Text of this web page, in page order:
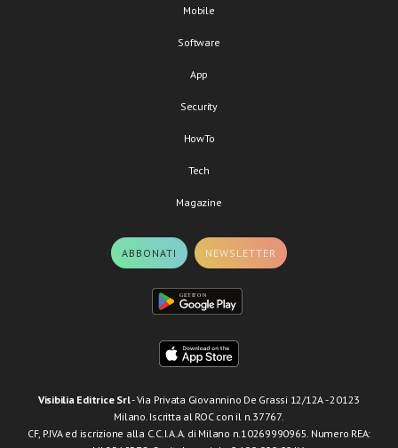
Mobile
Software
App
Security
HowTo
Tech
Magazine
ABBONATI NEWSLETTER
Visibilia Editrice Srl- Via Privata Giovannino De Grassi 12/12A - 20123
Milano. Iscritta al ROC con il n.37767.
CF, P.IVA ed iscrizione alla C.C.I.A.A. di Milano n.10269990965. Numero REA: